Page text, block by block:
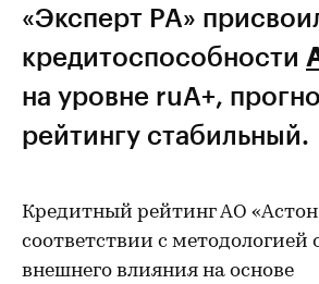
«Эксперт РА»
кредитоспособности
на уровне ruА+,
рейтингу стабильный.
Кредитный рейтинг АО
соответствии с методологией
внешнего влияния на основе